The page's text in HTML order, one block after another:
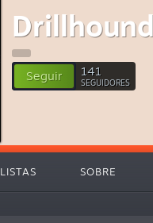
Seguir 141
SEGUIDORES
LISTAS SOBRE